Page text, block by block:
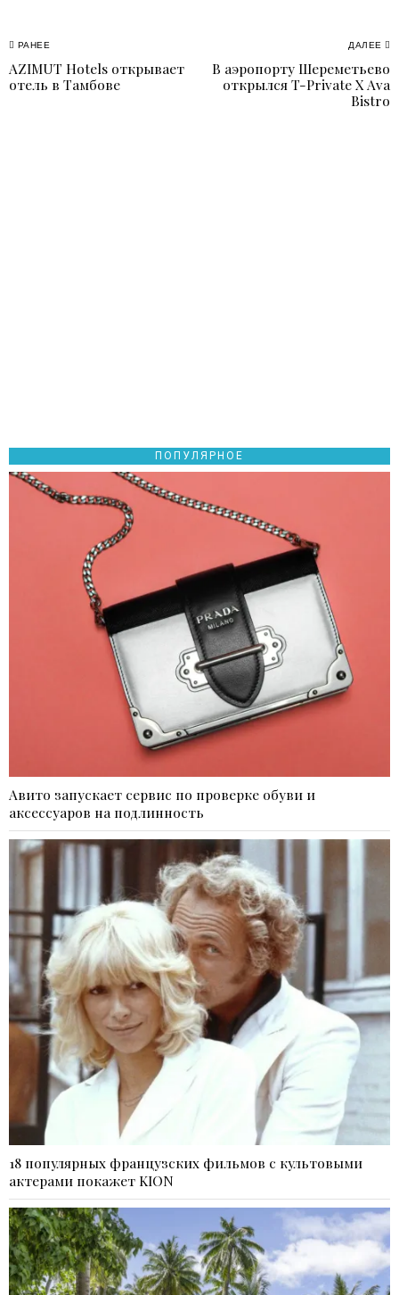
Навигация
по
РАНЕЕ
Previous
post:
AZIMUT Hotels открывает
отель в Тамбове
ДАЛЕЕ
В аэропорту Шереметьево
открылся T-Private X Ava
Bistro
ПОПУЛЯРНОЕ
Авито запускает сервис по проверке обуви и
аксессуаров на подлинность
18 популярных французских фильмов с культовыми
актерами покажет KION